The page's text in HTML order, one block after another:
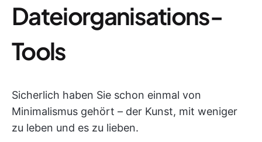
Dateiorganisations-
Tools
Sicherlich haben Sie schon einmal von
Minimalismus gehört – der Kunst, mit weniger
zu leben und es zu lieben.